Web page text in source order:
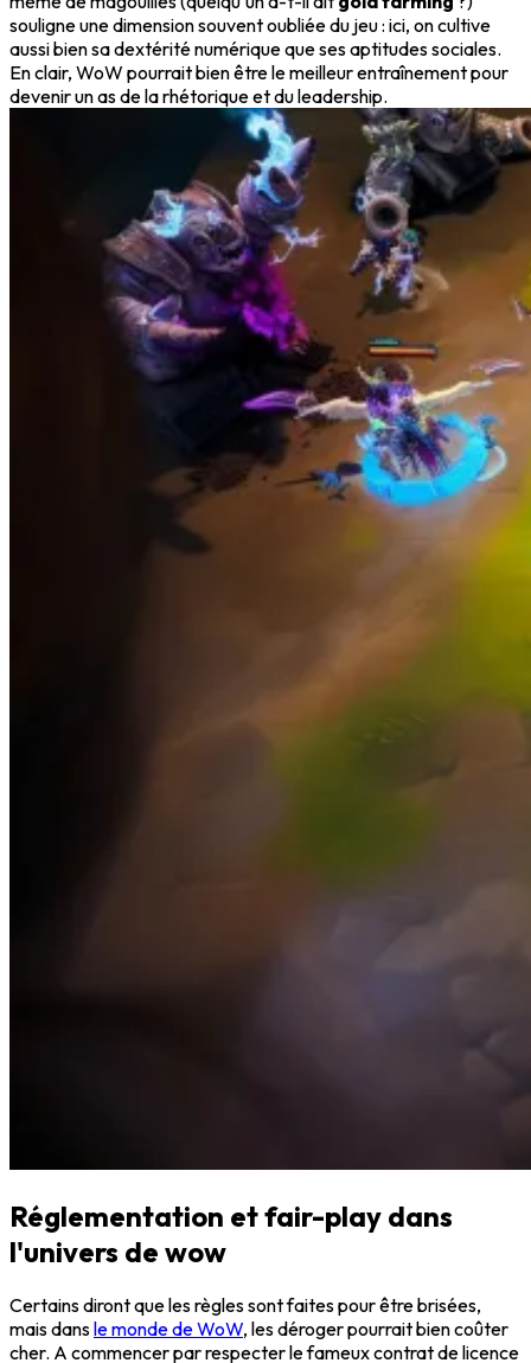
souligne une dimension souvent oubliée du jeu : ici, on cultive
aussi bien sa dextérité numérique que ses aptitudes sociales.
En clair, WoW pourrait bien être le meilleur entraînement pour
devenir un as de la rhétorique et du leadership.
Réglementation et fair-play dans
l'univers de wow
Certains diront que les règles sont faites pour être brisées,
mais dansle monde de WoW, les déroger pourrait bien coûter
cher. A commencer par respecter le fameux contrat de licence